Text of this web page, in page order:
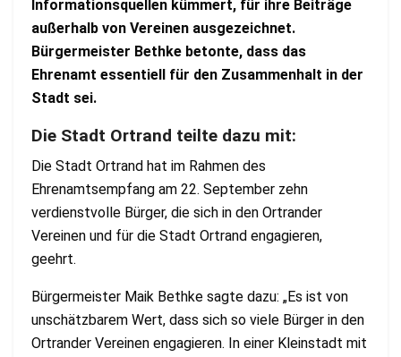
Informationsquellen kümmert, für ihre Beiträge
außerhalb von Vereinen ausgezeichnet.
Bürgermeister Bethke betonte, dass das
Ehrenamt essentiell für den Zusammenhalt in der
Stadt sei.
Die Stadt Ortrand teilte dazu mit:
Die Stadt Ortrand hat im Rahmen des
Ehrenamtsempfang am 22. September zehn
verdienstvolle Bürger, die sich in den Ortrander
Vereinen und für die Stadt Ortrand engagieren,
geehrt.
Bürgermeister Maik Bethke sagte dazu: „Es ist von
unschätzbarem Wert, dass sich so viele Bürger in den
Ortrander Vereinen engagieren. In einer Kleinstadt mit